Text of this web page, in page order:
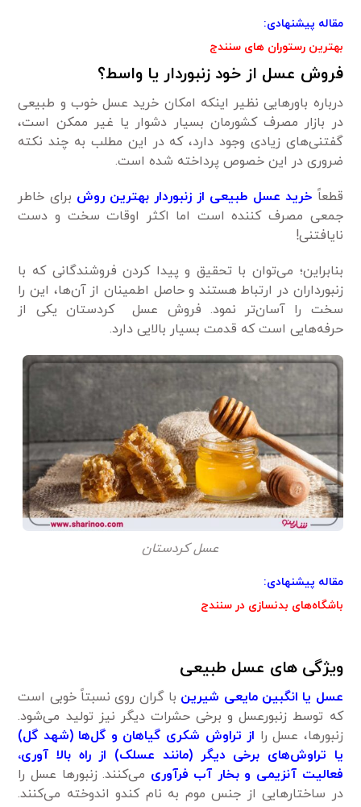
مقاله پیشنهادی:
بهترین رستوران های سنندج
فروش عسل از خود زنبوردار یا واسط؟
درباره باورهایی نظیر اینکه امکان خرید عسل خوب و طبیعی
در بازار مصرف کشورمان بسیار دشوار یا غیر ممکن است،
گفتنی‌های زیادی وجود دارد، که در این مطلب به چند نکته
ضروری در این خصوص پرداخته شده است.
قطعاً خرید عسل طبیعی از زنبوردار بهترین روش برای خاطر
جمعی مصرف ‌کننده است اما اکثر اوقات سخت و دست
نایافتنی!
بنابراین؛ می‌توان با تحقیق و پیدا کردن فروشندگانی که با
زنبورداران در ارتباط هستند و حاصل اطمینان از آن‌ها، این را
سخت را آسان‌تر نمود. فروش عسل کردستان یکی از
حرفه‌هایی است که قدمت بسیار بالایی دارد.
عسل کردستان
مقاله پیشنهادی:
باشگاه‌های بدنسازی در سنندج
ویژگیهای عسل طبیعی
عسل یا انگبین مایعی شیرین با گران ‌روی نسبتاً خوبی است
که توسط زنبورعسل و برخی حشرات دیگر نیز تولید می‌شود.
زنبورها، عسل را از تراوش شکری گیاهان و گل‌ها (شهد گل‌)
یا تراوش‌های برخی دیگر (مانند عسلک) از راه بالا آوری،
فعالیت آنزیمی و بخار آب فرآوری می‌کنند. زنبورها عسل را
در ساختارهایی از جنس موم به نام کندو اندوخته می‌کنند.